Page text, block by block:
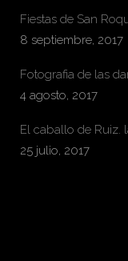
Fiestas de San
8 septiembre, 2017
Fotografia de las
4 agosto, 2017
El caballo de Ruiz.
25 julio, 2017